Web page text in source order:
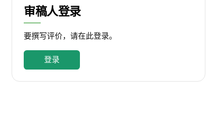
审稿人登录
要撰写评价，请在此登录。
登录